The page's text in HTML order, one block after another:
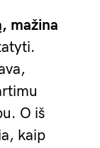
mažina
O iš
kaip